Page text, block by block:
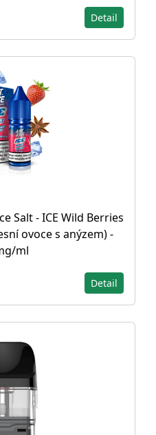
Detail
Salt - ICE Wild Berries
ovoce s anýzem) -
ml
Detail